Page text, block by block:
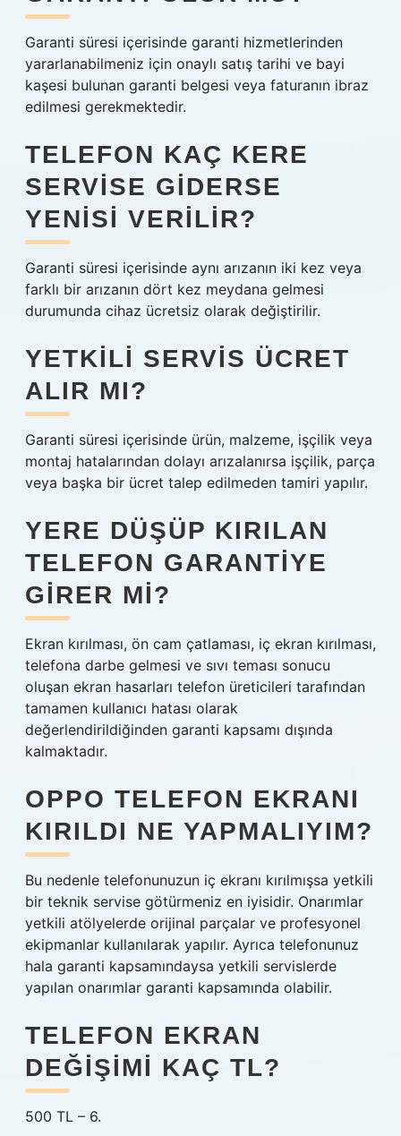
Garanti süresi içerisinde garanti hizmetlerinden
yararlanabilmeniz için onaylı satış tarihi ve bayi
kaşesi bulunan garanti belgesi veya faturanın ibraz
edilmesi gerekmektedir.
TELEFON KAÇ KERE
SERVISE GIDERSE
YENISI VERILIR?
Garanti süresi içerisinde aynı arızanın iki kez veya
farklı bir arızanın dört kez meydana gelmesi
durumunda cihaz ücretsiz olarak değiştirilir.
YETKILI SERVIS ÜCRET
ALIR MI?
Garanti süresi içerisinde ürün, malzeme, işçilik veya
montaj hatalarından dolayı arızalanırsa işçilik, parça
veya başka bir ücret talep edilmeden tamiri yapılır.
YERE DÜŞÜP KIRILAN
TELEFON GARANTIYE
GIRER MI?
Ekran kırılması, ön cam çatlaması, iç ekran kırılması,
telefona darbe gelmesi ve sıvı teması sonucu
oluşan ekran hasarları telefon üreticileri tarafından
tamamen kullanıcı hatası olarak
değerlendirildiğinden garanti kapsamı dışında
kalmaktadır.
OPPO TELEFON EKRANI
KIRILDI NE YAPMALIYIM?
Bu nedenle telefonunuzun iç ekranı kırılmışsa yetkili
bir teknik servise götürmeniz en iyisidir. Onarımlar
yetkili atölyelerde orijinal parçalar ve profesyonel
ekipmanlar kullanılarak yapılır. Ayrıca telefonunuz
hala garanti kapsamındaysa yetkili servislerde
yapılan onarımlar garanti kapsamında olabilir.
TELEFON EKRAN
DEĞIŞIMI KAÇ TL?
500 TL – 6.